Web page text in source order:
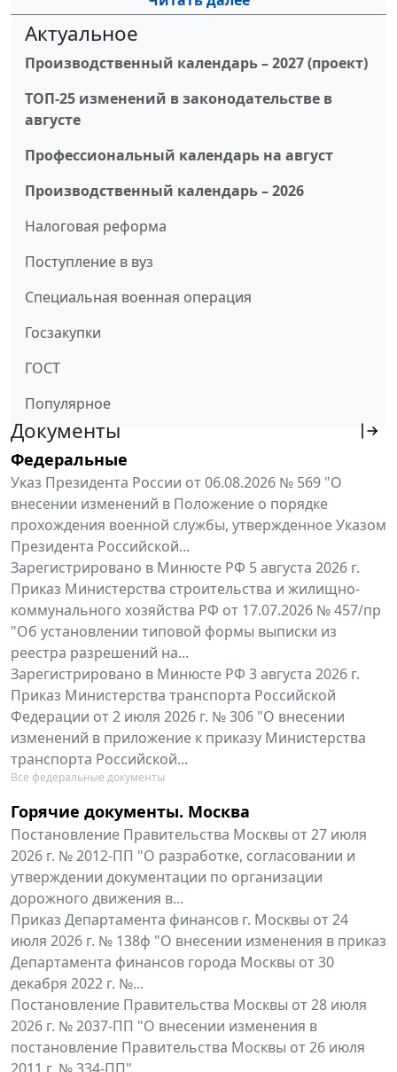
Актуальное
Производственный календарь – 2027 (проект)
ТОП-25 изменений в законодательстве в
августе
Профессиональный календарь на август
Производственный календарь – 2026
Налоговая реформа
Поступление в вуз
Специальная военная операция
Госзакупки
ГОСТ
Популярное
Документы
Федеральные
Указ Президента России от 06.08.2026 № 569 "О
внесении изменений в Положение о порядке
прохождения военной службы, утвержденное Указом
Президента Российской...
Зарегистрировано в Минюсте РФ 5 августа 2026 г.
Приказ Министерства строительства и жилищно-
коммунального хозяйства РФ от 17.07.2026 № 457/пр
"Об установлении типовой формы выписки из
реестра разрешений на...
Зарегистрировано в Минюсте РФ 3 августа 2026 г.
Приказ Министерства транспорта Российской
Федерации от 2 июля 2026 г. № 306 "О внесении
изменений в приложение к приказу Министерства
транспорта Российской...
Все федеральные документы
Горячие документы. Москва
Постановление Правительства Москвы от 27 июля
2026 г. № 2012-ПП "О разработке, согласовании и
утверждении документации по организации
дорожного движения в...
Приказ Департамента финансов г. Москвы от 24
июля 2026 г. № 138ф "О внесении изменения в приказ
Департамента финансов города Москвы от 30
декабря 2022 г. №...
Постановление Правительства Москвы от 28 июля
2026 г. № 2037-ПП "О внесении изменения в
постановление Правительства Москвы от 26 июля